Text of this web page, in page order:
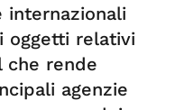
internazionali
oggetti relativi
che rende
agenzie